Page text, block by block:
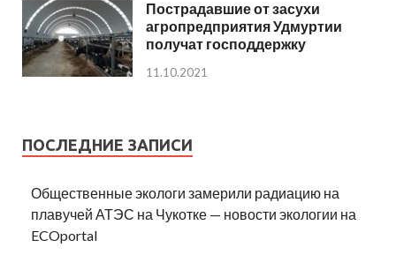
Пострадавшие от засухи
агропредприятия Удмуртии
получат господдержку
11.10.2021
ПОСЛЕДНИЕ ЗАПИСИ
Общественные экологи замерили радиацию на
плавучей АТЭС на Чукотке — новости экологии на
ECOportal